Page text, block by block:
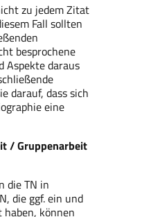
zu jedem Zitat
Fall sollten
besprochene
Aspekte daraus
darauf, dass sich
eine
/ Gruppenarbeit
die TN in
die ggf. ein und
können